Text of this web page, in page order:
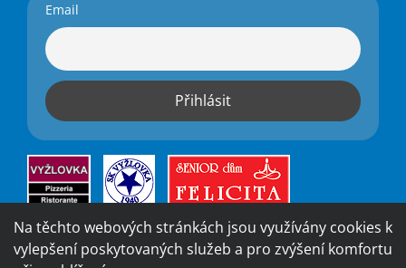
Email
Na těchto webových stránkách jsou využívány cookies k
vylepšení poskytovaných služeb a pro zvýšení komfortu